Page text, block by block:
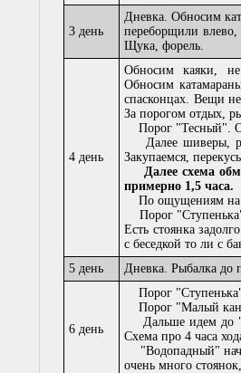
3 день
Дневка. Обносим
переборщили
Щука, форель.
4 день
Обносим каяки,
Обносим
спасконцах. Вещи
За порогом отдых,
Порог "Тесный".
Далее шиверы,
Закупаемся,
Далее схема
примерно 1,5 часа.
По ощущениям на
Порог
Есть стоянка
с беседкой то ли с
5 день
Дневка. Рыбалка до
6 день
Порог
Порог "Малый
Дальше идем до
Схема про 4 часа
"Водопадный"
очень много